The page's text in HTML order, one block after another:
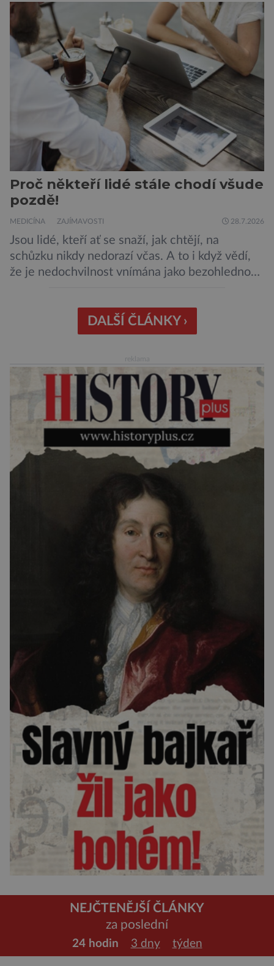
Ovšem slyšet o prvním ohnisku hantaviru na
výletní lodi bylo znepokojivé i pro odborníky.
Zdá se, že nebezpečí bylo prozatím zažehnáno.
Máme se bát nové pandemie? Hantavirus […]
Proč někteří lidé stále chodí všude
pozdě!
MEDICÍNA ZAJÍMAVOSTI 28.7.2026
Jsou lidé, kteří ať se snaží, jak chtějí, na
schůzku nikdy nedorazí včas. A to i když vědí,
že je nedochvilnost vnímána jako bezohlednost
chodí chronicky pozdě, možná úplně nemohou.
Jaké jsou nejčastější příčiny nedochvilnosti? A
DALŠÍ ČLÁNKY ›
NEJČTENĚJŠÍ ČLÁNKY
za poslední
24 hodin 3 dny týden